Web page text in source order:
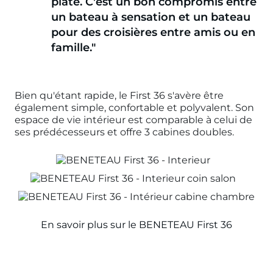
un bateau à sensation et un bateau
pour des croisières entre amis ou en
famille."
Bien qu'étant rapide, le First 36 s'avère être
également simple, confortable et polyvalent. Son
espace de vie intérieur est comparable à celui de
ses prédécesseurs et offre 3 cabines doubles.
En savoir plus sur le BENETEAU First 36